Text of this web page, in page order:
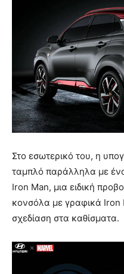
Στο εσωτερικό του, η
ταμπλό παράλληλα με
Iron Man, μια ειδική
κονσόλα με γραφικά Iron
σχεδίαση στα καθίσματα.